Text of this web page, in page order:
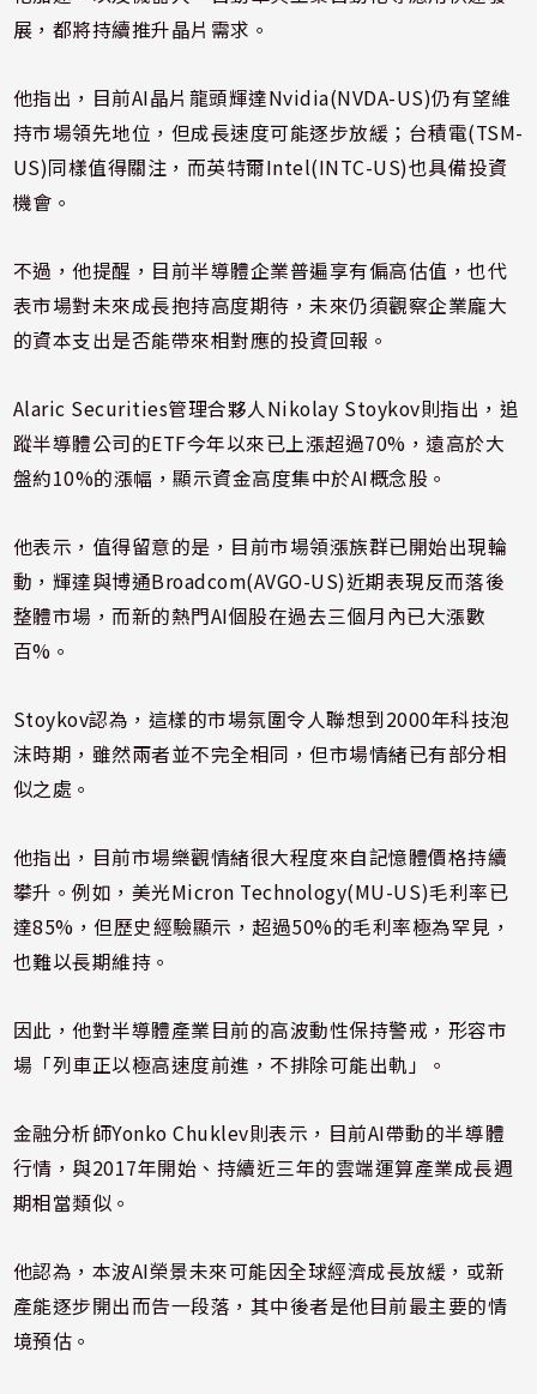
展，都將持續推升晶片需求。
他指出，目前AI晶片龍頭輝達Nvidia(NVDA-US)仍有望維
持市場領先地位，但成長速度可能逐步放緩；台積電(TSM-
US)同樣值得關注，而英特爾Intel(INTC-US)也具備投資
機會。
不過，他提醒，目前半導體企業普遍享有偏高估值，也代
表市場對未來成長抱持高度期待，未來仍須觀察企業龐大
的資本支出是否能帶來相對應的投資回報。
Alaric Securities管理合夥人Nikolay Stoykov則指出，追
蹤半導體公司的ETF今年以來已上漲超過70%，遠高於大
盤約10%的漲幅，顯示資金高度集中於AI概念股。
他表示，值得留意的是，目前市場領漲族群已開始出現輪
動，輝達與博通Broadcom(AVGO-US)近期表現反而落後
整體市場，而新的熱門AI個股在過去三個月內已大漲數
百%。
Stoykov認為，這樣的市場氛圍令人聯想到2000年科技泡
沫時期，雖然兩者並不完全相同，但市場情緒已有部分相
似之處。
他指出，目前市場樂觀情緒很大程度來自記憶體價格持續
攀升。例如，美光Micron Technology(MU-US)毛利率已
達85%，但歷史經驗顯示，超過50%的毛利率極為罕見，
也難以長期維持。
因此，他對半導體產業目前的高波動性保持警戒，形容市
場「列車正以極高速度前進，不排除可能出軌」。
金融分析師Yonko Chuklev則表示，目前AI帶動的半導體
行情，與2017年開始、持續近三年的雲端運算產業成長週
期相當類似。
他認為，本波AI榮景未來可能因全球經濟成長放緩，或新
產能逐步開出而告一段落，其中後者是他目前最主要的情
境預估。